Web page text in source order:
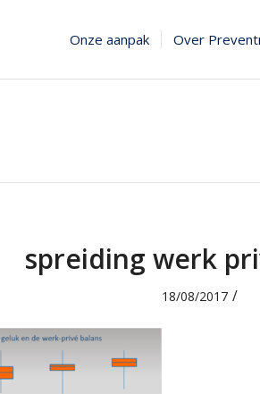
Onze aanpak Over
spreiding werk
18/08/2017 /